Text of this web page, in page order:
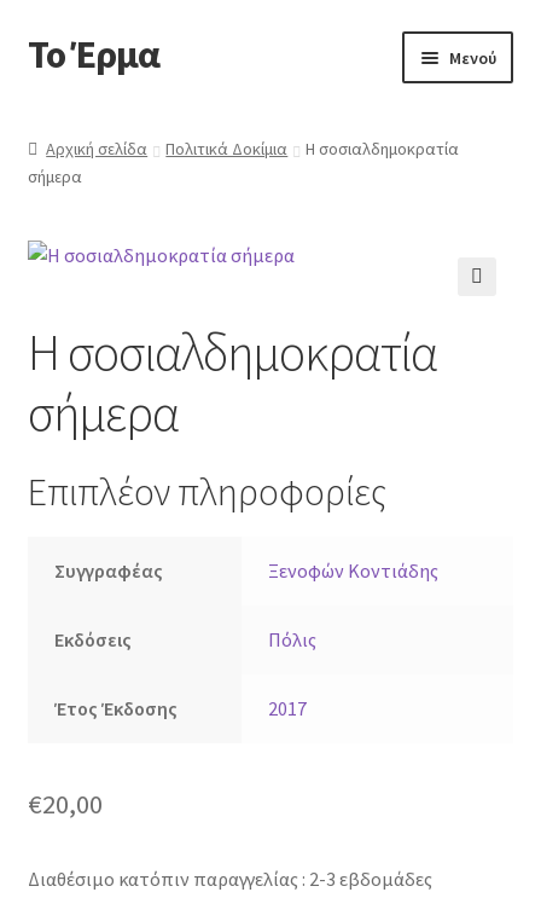
Απευθείας
μετάβαση
Μετάβαση
σε
Το Έρμα Μενού
Ποιοι είμαστε
Κατηγορίες Βιβλίων
υπό-
Επικοινωνία
Αρχική σελίδα Πολιτικά Δοκίμια
Η σοσιαλδημοκρατία
σήμερα
Η σοσιαλδημοκρατία
σήμερα
Επιπλέον πληροφορίες
Συγγραφέας Ξενοφών Κοντιάδης
Εκδόσεις Πόλις
Έτος Έκδοσης 2017
€20,00
Διαθέσιμο κατόπιν παραγγελίας : 2-3 εβδομάδες